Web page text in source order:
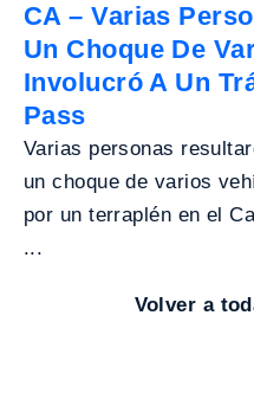
CA – Varias
Un Choque De
Involucró A Un
Pass
Varias personas
un choque de varios
por un terraplén en el
...
Volver a